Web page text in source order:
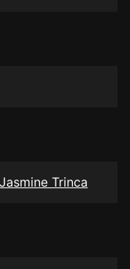
Jasmine Trinca